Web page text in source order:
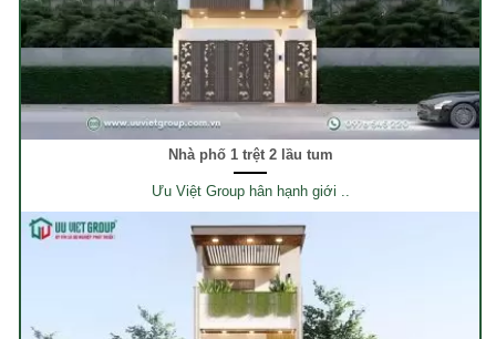
Nhà phố 1 trệt 2 lầu tum
Ưu Việt Group hân hạnh giới ..